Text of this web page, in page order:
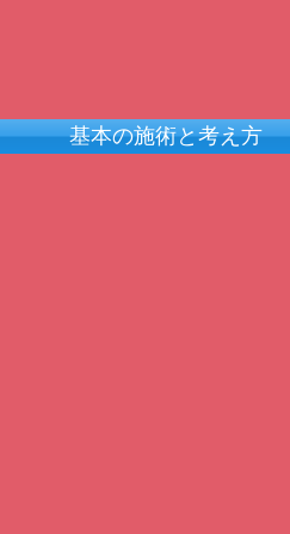
基本の施術と考え方